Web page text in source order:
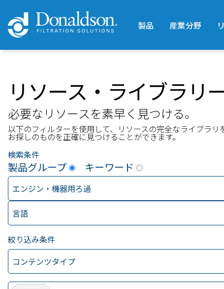
製品 産業分野
リソース・ライブラリ
必要なリソースを素早く見つける。
以下のフィルターを使用して、リソースの完全なライブラ
お探しのものを正確に見つけることができます。
検索条件
製品グループ キーワード
エンジン・機器用ろ過
言語
絞り込み条件
コンテンツタイプ